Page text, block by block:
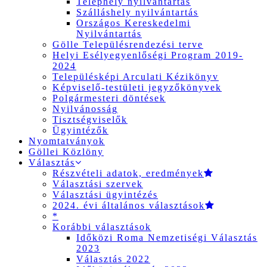
Szálláshely nyilvántartás
Országos Kereskedelmi
Nyilvántartás
Gölle Településrendezési terve
Helyi Esélyegyenlőségi Program 2019-
2024
Településképi Arculati Kézikönyv
Képviselő-testületi jegyzőkönyvek
Polgármesteri döntések
Nyilvánosság
Tisztségviselők
Ügyintézők
Nyomtatványok
Göllei Közlöny
Választás
Részvételi adatok, eredmények
Választási szervek
Választási ügyintézés
2024. évi általános választások
*
Korábbi választások
Időközi Roma Nemzetiségi Választás
2023
Választás 2022